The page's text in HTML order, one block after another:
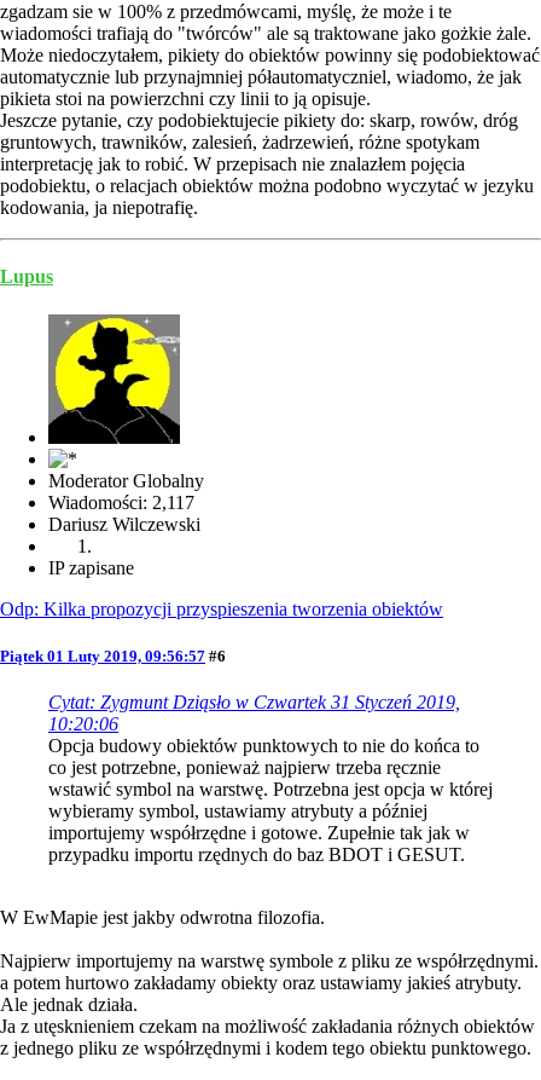
zgadzam sie w 100% z przedmówcami, myślę, że może i te
wiadomości trafiają do "twórców" ale są traktowane jako gożkie żale.
Może niedoczytałem, pikiety do obiektów powinny się podobiektować
automatycznie lub przynajmniej półautomatyczniel, wiadomo, że jak
pikieta stoi na powierzchni czy linii to ją opisuje.
Jeszcze pytanie, czy podobiektujecie pikiety do: skarp, rowów, dróg
gruntowych, trawników, zalesień, żadrzewień, różne spotykam
interpretację jak to robić. W przepisach nie znalazłem pojęcia
podobiektu, o relacjach obiektów można podobno wyczytać w jezyku
kodowania, ja niepotrafię.
Lupus
Moderator Globalny
Wiadomości: 2,117
Dariusz Wilczewski
IP zapisane
Odp: Kilka propozycji przyspieszenia tworzenia obiektów
Piątek 01 Luty 2019, 09:56:57 #6
Cytat: Zygmunt Dziąsło w Czwartek 31 Styczeń 2019,
10:20:06
Opcja budowy obiektów punktowych to nie do końca to
co jest potrzebne, ponieważ najpierw trzeba ręcznie
wstawić symbol na warstwę. Potrzebna jest opcja w której
wybieramy symbol, ustawiamy atrybuty a później
importujemy współrzędne i gotowe. Zupełnie tak jak w
przypadku importu rzędnych do baz BDOT i GESUT.
W EwMapie jest jakby odwrotna filozofia.
Najpierw importujemy na warstwę symbole z pliku ze współrzędnymi.
a potem hurtowo zakładamy obiekty oraz ustawiamy jakieś atrybuty.
Ale jednak działa.
Ja z utęsknieniem czekam na możliwość zakładania różnych obiektów
z jednego pliku ze współrzędnymi i kodem tego obiektu punktowego.